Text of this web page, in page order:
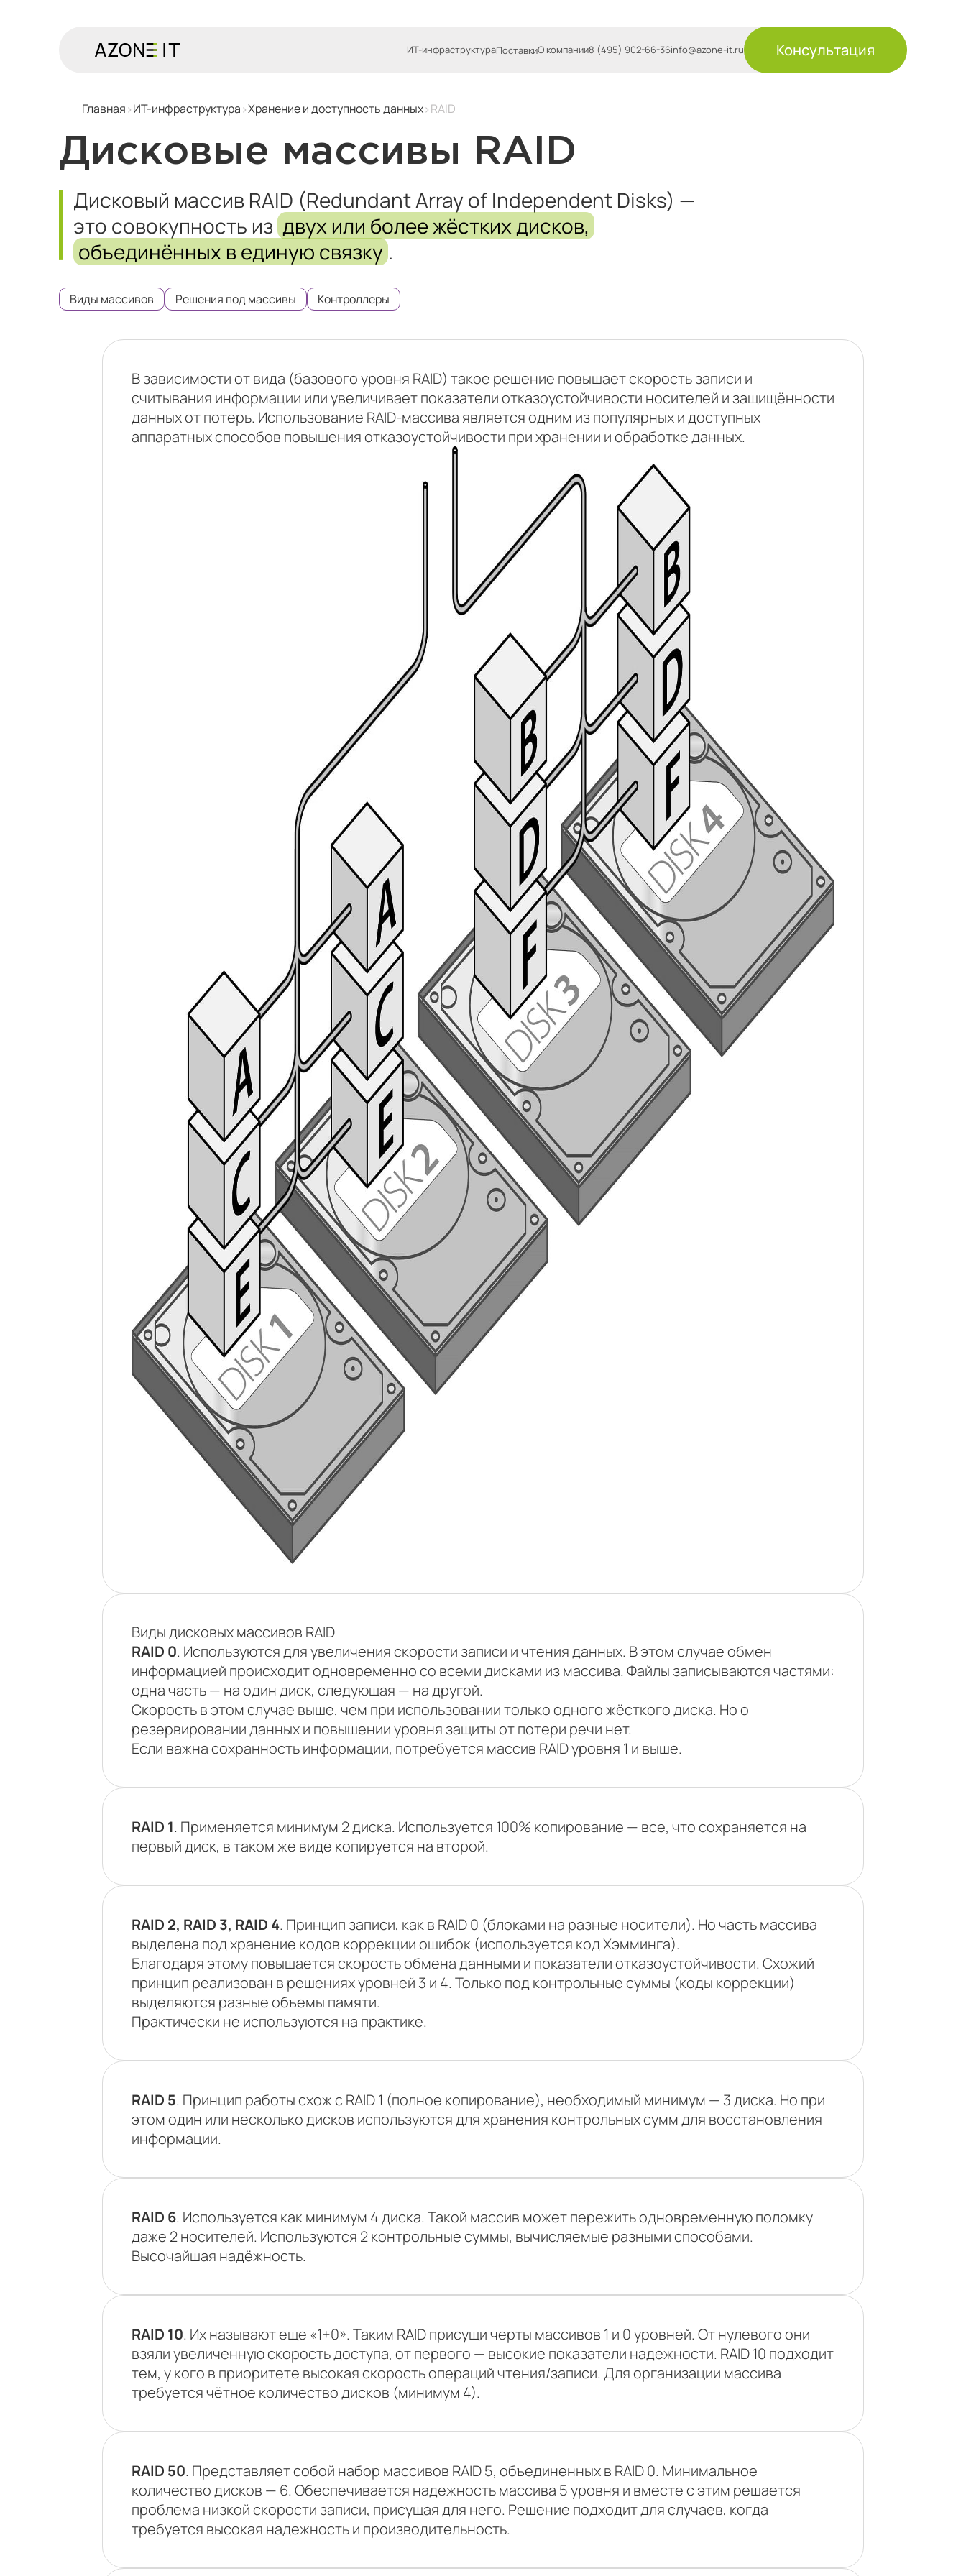
ИТ-инфраструктураПоставкиО компании8 (495) 902-66-36info@azone-it.ru Консультация
Главная ИТ-инфраструктура Хранение и доступность данных RAID
Дисковые массивы RAID
Дисковый массив RAID (Redundant Array of Independent Disks) —
это совокупность из двух или более жёстких дисков,
объединённых в единую связку .
Виды массивов Решения под массивы Контроллеры
В зависимости от вида (базового уровня RAID) такое решение повышает скорость записи и
считывания информации или увеличивает показатели отказоустойчивости носителей и защищённости
данных от потерь. Использование RAID-массива является одним из популярных и доступных
аппаратных способов повышения отказоустойчивости при хранении и обработке данных.
Виды дисковых массивов RAID
RAID 0. Используются для увеличения скорости записи и чтения данных. В этом случае обмен
информацией происходит одновременно со всеми дисками из массива. Файлы записываются частями:
одна часть — на один диск, следующая — на другой.
Скорость в этом случае выше, чем при использовании только одного жёсткого диска. Но о
резервировании данных и повышении уровня защиты от потери речи нет.
Если важна сохранность информации, потребуется массив RAID уровня 1 и выше.
RAID 1. Применяется минимум 2 диска. Используется 100% копирование — все, что сохраняется на
первый диск, в таком же виде копируется на второй.
RAID 2, RAID 3, RAID 4. Принцип записи, как в RAID 0 (блоками на разные носители). Но часть массива
выделена под хранение кодов коррекции ошибок (используется код Хэмминга).
Благодаря этому повышается скорость обмена данными и показатели отказоустойчивости. Схожий
принцип реализован в решениях уровней 3 и 4. Только под контрольные суммы (коды коррекции)
выделяются разные объемы памяти.
Практически не используются на практике.
RAID 5. Принцип работы схож с RAID 1 (полное копирование), необходимый минимум — 3 диска. Но при
этом один или несколько дисков используются для хранения контрольных сумм для восстановления
информации.
RAID 6. Используется как минимум 4 диска. Такой массив может пережить одновременную поломку
даже 2 носителей. Используются 2 контрольные суммы, вычисляемые разными способами.
Высочайшая надёжность.
RAID 10. Их называют еще «1+0». Таким RAID присущи черты массивов 1 и 0 уровней. От нулевого они
взяли увеличенную скорость доступа, от первого — высокие показатели надежности. RAID 10 подходит
тем, у кого в приоритете высокая скорость операций чтения/записи. Для организации массива
требуется чётное количество дисков (минимум 4).
RAID 50. Представляет собой набор массивов RAID 5, объединенных в RAID 0. Минимальное
количество дисков — 6. Обеспечивается надежность массива 5 уровня и вместе с этим решается
проблема низкой скорости записи, присущая для него. Решение подходит для случаев, когда
требуется высокая надежность и производительность.